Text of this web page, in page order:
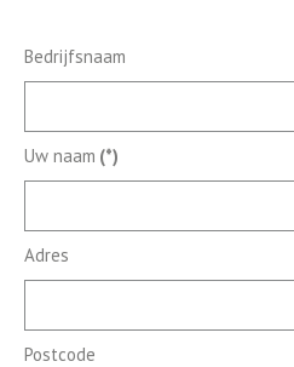
Bedrijfsnaam
Uw naam (*)
Adres
Postcode